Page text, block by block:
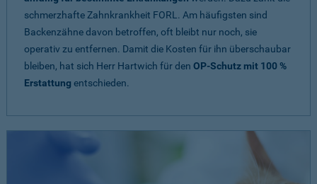
schmerzhafte Zahnkrankheit FORL. Am häufigsten sind
Backenzähne davon betroffen, oft bleibt nur noch, sie
operativ zu entfernen. Damit die Kosten für ihn überschaubar
bleiben, hat sich Herr Hartwich für den OP-Schutz mit 100 %
Erstattung entschieden.